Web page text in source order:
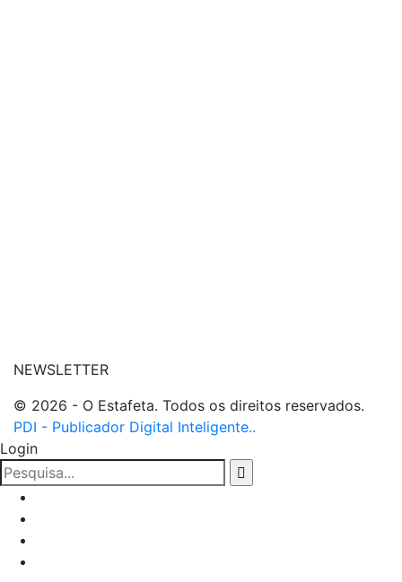
NEWSLETTER
© 2026 - O Estafeta. Todos os direitos reservados.
PDI - Publicador Digital Inteligente..
Login